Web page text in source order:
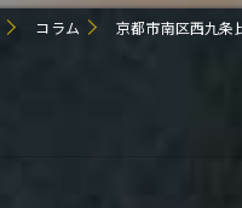
ペット連れ
コラム 京都市南区西九条